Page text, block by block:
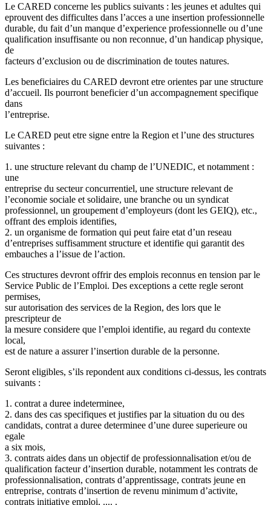
Le CARED concerne les publics suivants : les jeunes et adultes qui
eprouvent des difficultes dans l’acces a une insertion professionnelle
durable, du fait d’un manque d’experience professionnelle ou d’une
qualification insuffisante ou non reconnue, d’un handicap physique,
de
facteurs d’exclusion ou de discrimination de toutes natures.
Les beneficiaires du CARED devront etre orientes par une structure
d’accueil. Ils pourront beneficier d’un accompagnement specifique
dans
l’entreprise.
Le CARED peut etre signe entre la Region et l’une des structures
suivantes :
1. une structure relevant du champ de l’UNEDIC, et notamment :
une
entreprise du secteur concurrentiel, une structure relevant de
l’economie sociale et solidaire, une branche ou un syndicat
professionnel, un groupement d’employeurs (dont les GEIQ), etc.,
offrant des emplois identifies,
2. un organisme de formation qui peut faire etat d’un reseau
d’entreprises suffisamment structure et identifie qui garantit des
embauches a l’issue de l’action.
Ces structures devront offrir des emplois reconnus en tension par le
Service Public de l’Emploi. Des exceptions a cette regle seront
permises,
sur autorisation des services de la Region, des lors que le
prescripteur de
la mesure considere que l’emploi identifie, au regard du contexte
local,
est de nature a assurer l’insertion durable de la personne.
Seront eligibles, s’ils repondent aux conditions ci-dessus, les contrats
suivants :
1. contrat a duree indeterminee,
2. dans des cas specifiques et justifies par la situation du ou des
candidats, contrat a duree determinee d’une duree superieure ou
egale
a six mois,
3. contrats aides dans un objectif de professionnalisation et/ou de
qualification facteur d’insertion durable, notamment les contrats de
professionnalisation, contrats d’apprentissage, contrats jeune en
entreprise, contrats d’insertion de revenu minimum d’activite,
contrats initiative emploi, .... .